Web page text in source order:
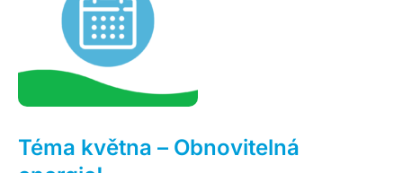
Téma května – Obnovitelná